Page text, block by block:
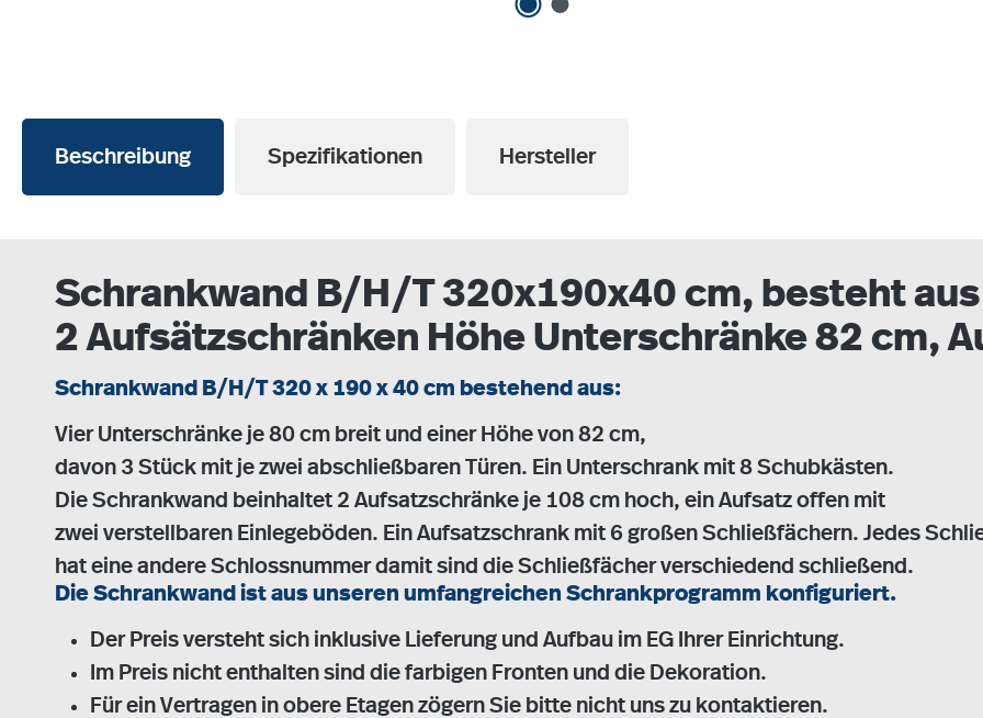
Beschreibung Spezifikationen Hersteller
Schrankwand B/H/T 320x190x40 cm, besteht
2 Aufsätzschränken Höhe Unterschränke 82 cm,
Schrankwand B/H/T 320 x 190 x 40 cm bestehend aus:
Vier Unterschränke je 80 cm breit und einer Höhe von 82 cm,
davon 3 Stück mit je zwei abschließbaren Türen. Ein Unterschrank mit 8 Schubkästen.
Die Schrankwand beinhaltet 2 Aufsatzschränke je 108 cm hoch, ein Aufsatz offen mit
zwei verstellbaren Einlegeböden. Ein Aufsatzschrank mit 6 großen Schließfächern. Jedes
hat eine andere Schlossnummer damit sind die Schließfächer verschiedend schließend.
Die Schrankwand ist aus unseren umfangreichen Schrankprogramm konfiguriert.
Der Preis versteht sich inklusive Lieferung und Aufbau im EG Ihrer Einrichtung.
Im Preis nicht enthalten sind die farbigen Fronten und die Dekoration.
Für ein Vertragen in obere Etagen zögern Sie bitte nicht uns zu kontaktieren.